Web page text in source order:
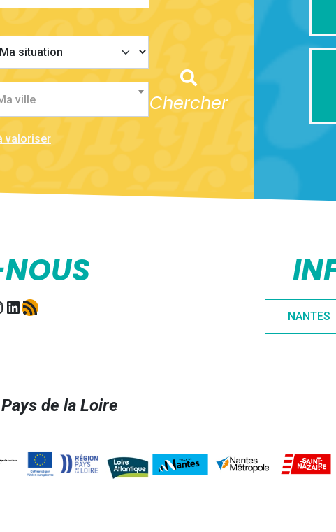
ville Chercher
valoriser
LinkedIn
Flux RSS NANTES
de la Loire